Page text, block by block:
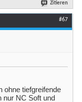
Zitieren
#67
ohne tiefgreifende
nur NC Soft und